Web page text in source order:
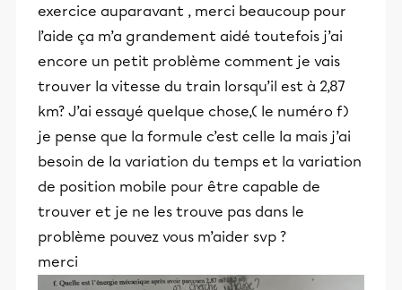
exercice auparavant , merci beaucoup pour
l’aide ça m’a grandement aidé toutefois j’ai
encore un petit problème comment je vais
trouver la vitesse du train lorsqu’il est à 2,87
km? J’ai essayé quelque chose,( le numéro f)
je pense que la formule c’est celle la mais j’ai
besoin de la variation du temps et la variation
de position mobile pour être capable de
trouver et je ne les trouve pas dans le
problème pouvez vous m’aider svp ?
merci